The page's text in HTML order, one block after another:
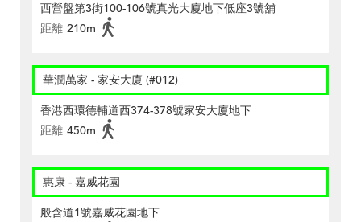
西營盤第3街100-106號真光大廈地下低座3號舖
距離 210m
華潤萬家 - 家安大廈 (#012)
香港西環德輔道西374-378號家安大廈地下
距離 450m
惠康 - 嘉威花園
般含道1號嘉威花園地下